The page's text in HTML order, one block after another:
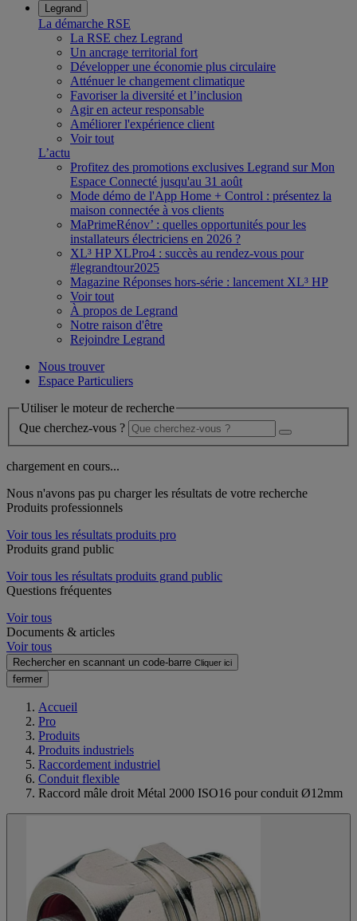
Legrand
La démarche RSE
La RSE chez Legrand
Un ancrage territorial fort
Développer une économie plus circulaire
Atténuer le changement climatique
Favoriser la diversité et l’inclusion
Agir en acteur responsable
Améliorer l'expérience client
Voir tout
L’actu
Profitez des promotions exclusives Legrand sur Mon
Espace Connecté jusqu'au 31 août
Mode démo de l'App Home + Control : présentez la
maison connectée à vos clients
MaPrimeRénov’ : quelles opportunités pour les
installateurs électriciens en 2026 ?
XL³ HP XLPro4 : succès au rendez-vous pour
#legrandtour2025
Magazine Réponses hors-série : lancement XL³ HP
Voir tout
À propos de Legrand
Notre raison d'être
Rejoindre Legrand
Nous trouver
Espace Particuliers
Utiliser le moteur de recherche
Que cherchez-vous ?
chargement en cours...
Nous n'avons pas pu charger les résultats de votre recherche
Produits professionnels
Voir tous les résultats produits pro
Produits grand public
Voir tous les résultats produits grand public
Questions fréquentes
Voir tous
Documents & articles
Voir tous
Rechercher en scannant un code-barre Cliquer ici
fermer
Accueil
Pro
Produits
Produits industriels
Raccordement industriel
Conduit flexible
Raccord mâle droit Métal 2000 ISO16 pour conduit Ø12mm